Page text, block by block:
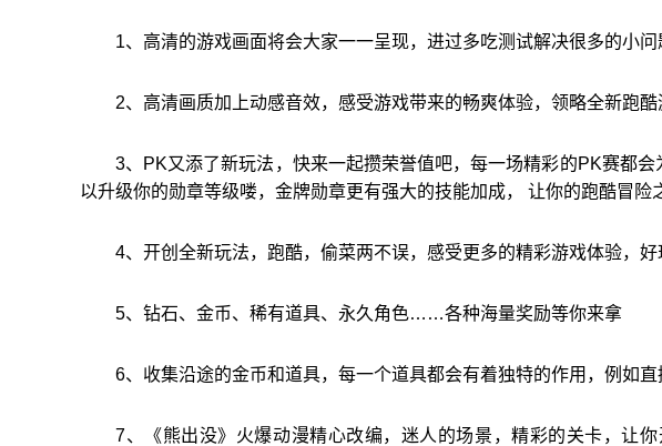
1、高清的游戏画面将会大家一一呈现，进过多吃测试解决很多的小
2、高清画质加上动感音效，感受游戏带来的畅爽体验，领略全新跑
3、PK又添了新玩法，快来一起攒荣誉值吧，每一场精彩的PK赛都
以升级你的勋章等级喽，金牌勋章更有强大的技能加成， 让你的跑酷冒险
4、开创全新玩法，跑酷，偷菜两不误，感受更多的精彩游戏体验，
5、钻石、金币、稀有道具、永久角色……各种海量奖励等你来拿
6、收集沿途的金币和道具，每一个道具都会有着独特的作用，例如
7、《熊出没》火爆动漫精心改编，迷人的场景，精彩的关卡，让